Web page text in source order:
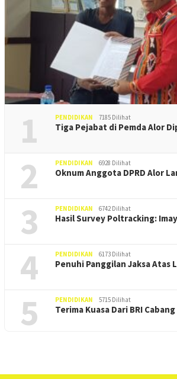
1 PENDIDIKAN 7185 Dilihat
Tiga Pejabat di Pemda Alor
2 PENDIDIKAN 6928 Dilihat
Oknum Anggota DPRD Alor
3 PENDIDIKAN 6742 Dilihat
Hasil Survey Poltracking:
4 PENDIDIKAN 6173 Dilihat
Penuhi Panggilan Jaksa Atas
5 PENDIDIKAN 5715 Dilihat
Terima Kuasa Dari BRI